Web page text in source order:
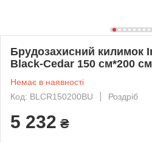
Брудозахисний килимок
Black-Cedar 150 см*200
Немає в наявності
Код: BLCR150200BU
Роздріб
5 232 ₴